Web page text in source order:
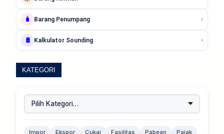
🧳 Barang Penumpang ›
🛢️ Kalkulator Sounding ›
KATEGORI
Impor Ekspor Cukai Fasilitas Pabean
Pajak